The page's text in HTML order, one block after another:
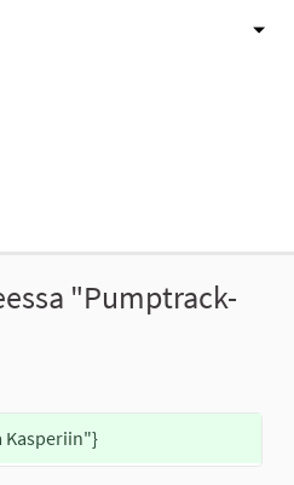
"Pumptrack-
Kasperiin"}